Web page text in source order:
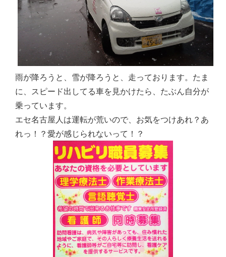
雨が降ろうと、雪が降ろうと、走っております。たま
に、スピード出してる車を見かけたら、たぶん自分が
乗っています。
エセ名古屋人は運転が荒いので、お気をつけあれ？あ
れっ！？愛が感じられないって！？